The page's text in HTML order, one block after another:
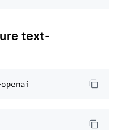
text-